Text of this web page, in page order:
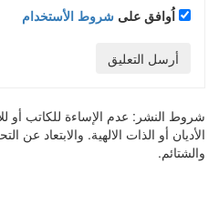
اُوافق على شروط الأستخدام
أرسل التعليق
شروط النشر: عدم الإساءة للكاتب
الأديان أو الذات الالهية. والابتعاد عن
والشتائم.